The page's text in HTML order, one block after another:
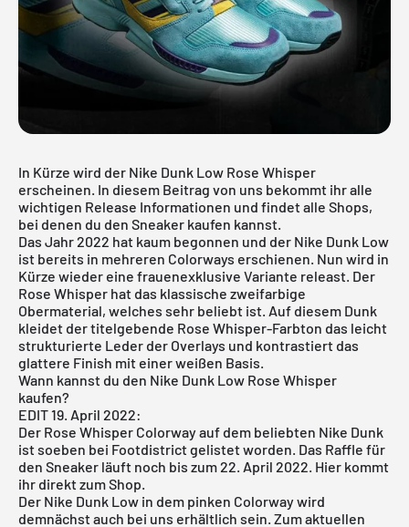
In Kürze wird der Nike Dunk Low Rose Whisper
erscheinen. In diesem Beitrag von uns bekommt ihr alle
wichtigen Release Informationen und findet alle Shops,
bei denen du den Sneaker kaufen kannst.
Das Jahr 2022 hat kaum begonnen und der Nike Dunk Low
ist bereits in mehreren Colorways erschienen. Nun wird in
Kürze wieder eine frauenexklusive Variante releast. Der
Rose Whisper hat das klassische zweifarbige
Obermaterial, welches sehr beliebt ist. Auf diesem Dunk
kleidet der titelgebende Rose Whisper-Farbton das leicht
strukturierte Leder der Overlays und kontrastiert das
glattere Finish mit einer weißen Basis.
Wann kannst du den Nike Dunk Low Rose Whisper
kaufen?
EDIT 19. April 2022:
Der Rose Whisper Colorway auf dem beliebten Nike Dunk
ist soeben bei Footdistrict gelistet worden. Das Raffle für
den Sneaker läuft noch bis zum 22. April 2022. Hier kommt
ihr direkt zum Shop.
Der Nike Dunk Low in dem pinken Colorway wird
demnächst auch bei uns erhältlich sein. Zum aktuellen